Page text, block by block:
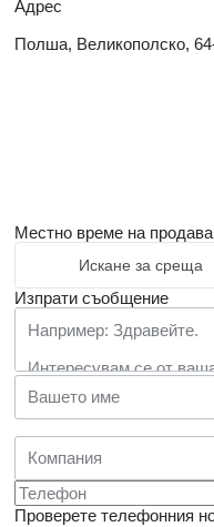
Адрес
Полша, Великополско,
Местно време на
Искане за среща
Изпрати съобщение
Проверете телефонния